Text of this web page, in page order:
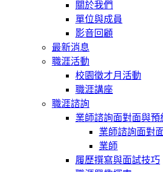
關於我們
單位與成員
影音回顧
最新消息
職涯活動
校園徵才月活動
職涯講座
職涯諮詢
業師諮詢面對面與預
業師諮詢面對
業師
履歷撰寫與面試技巧